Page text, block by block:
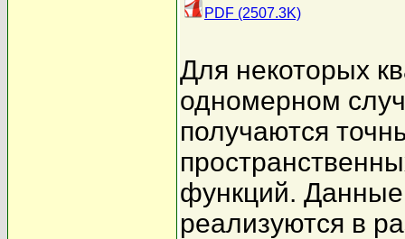
PDF (2507.3K)
Для некоторых
одномерном
получаются
функций.
реализуются в